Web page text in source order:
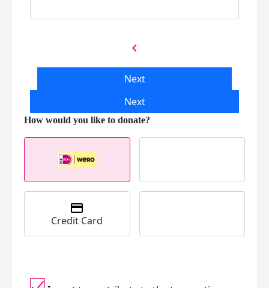
chevron_left
Next
Next
Credit Card